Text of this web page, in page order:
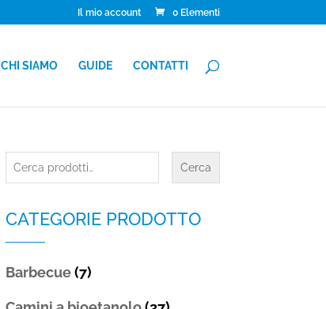
Il mio account 0 Elementi
CHI SIAMO GUIDE CONTATTI
Cerca: Cerca
CATEGORIE PRODOTTO
Barbecue (7)